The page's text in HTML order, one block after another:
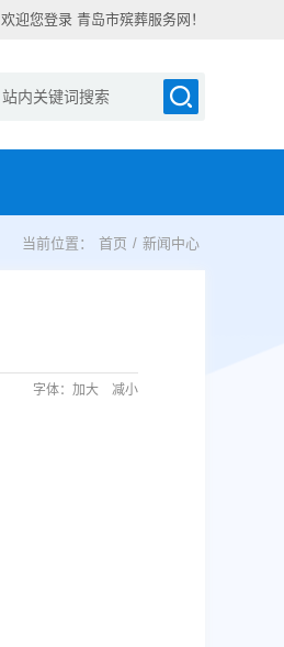
欢迎您登录 青岛市殡葬服务网！
当前位置： 首页 / 新闻中心
字体： 加大 减小